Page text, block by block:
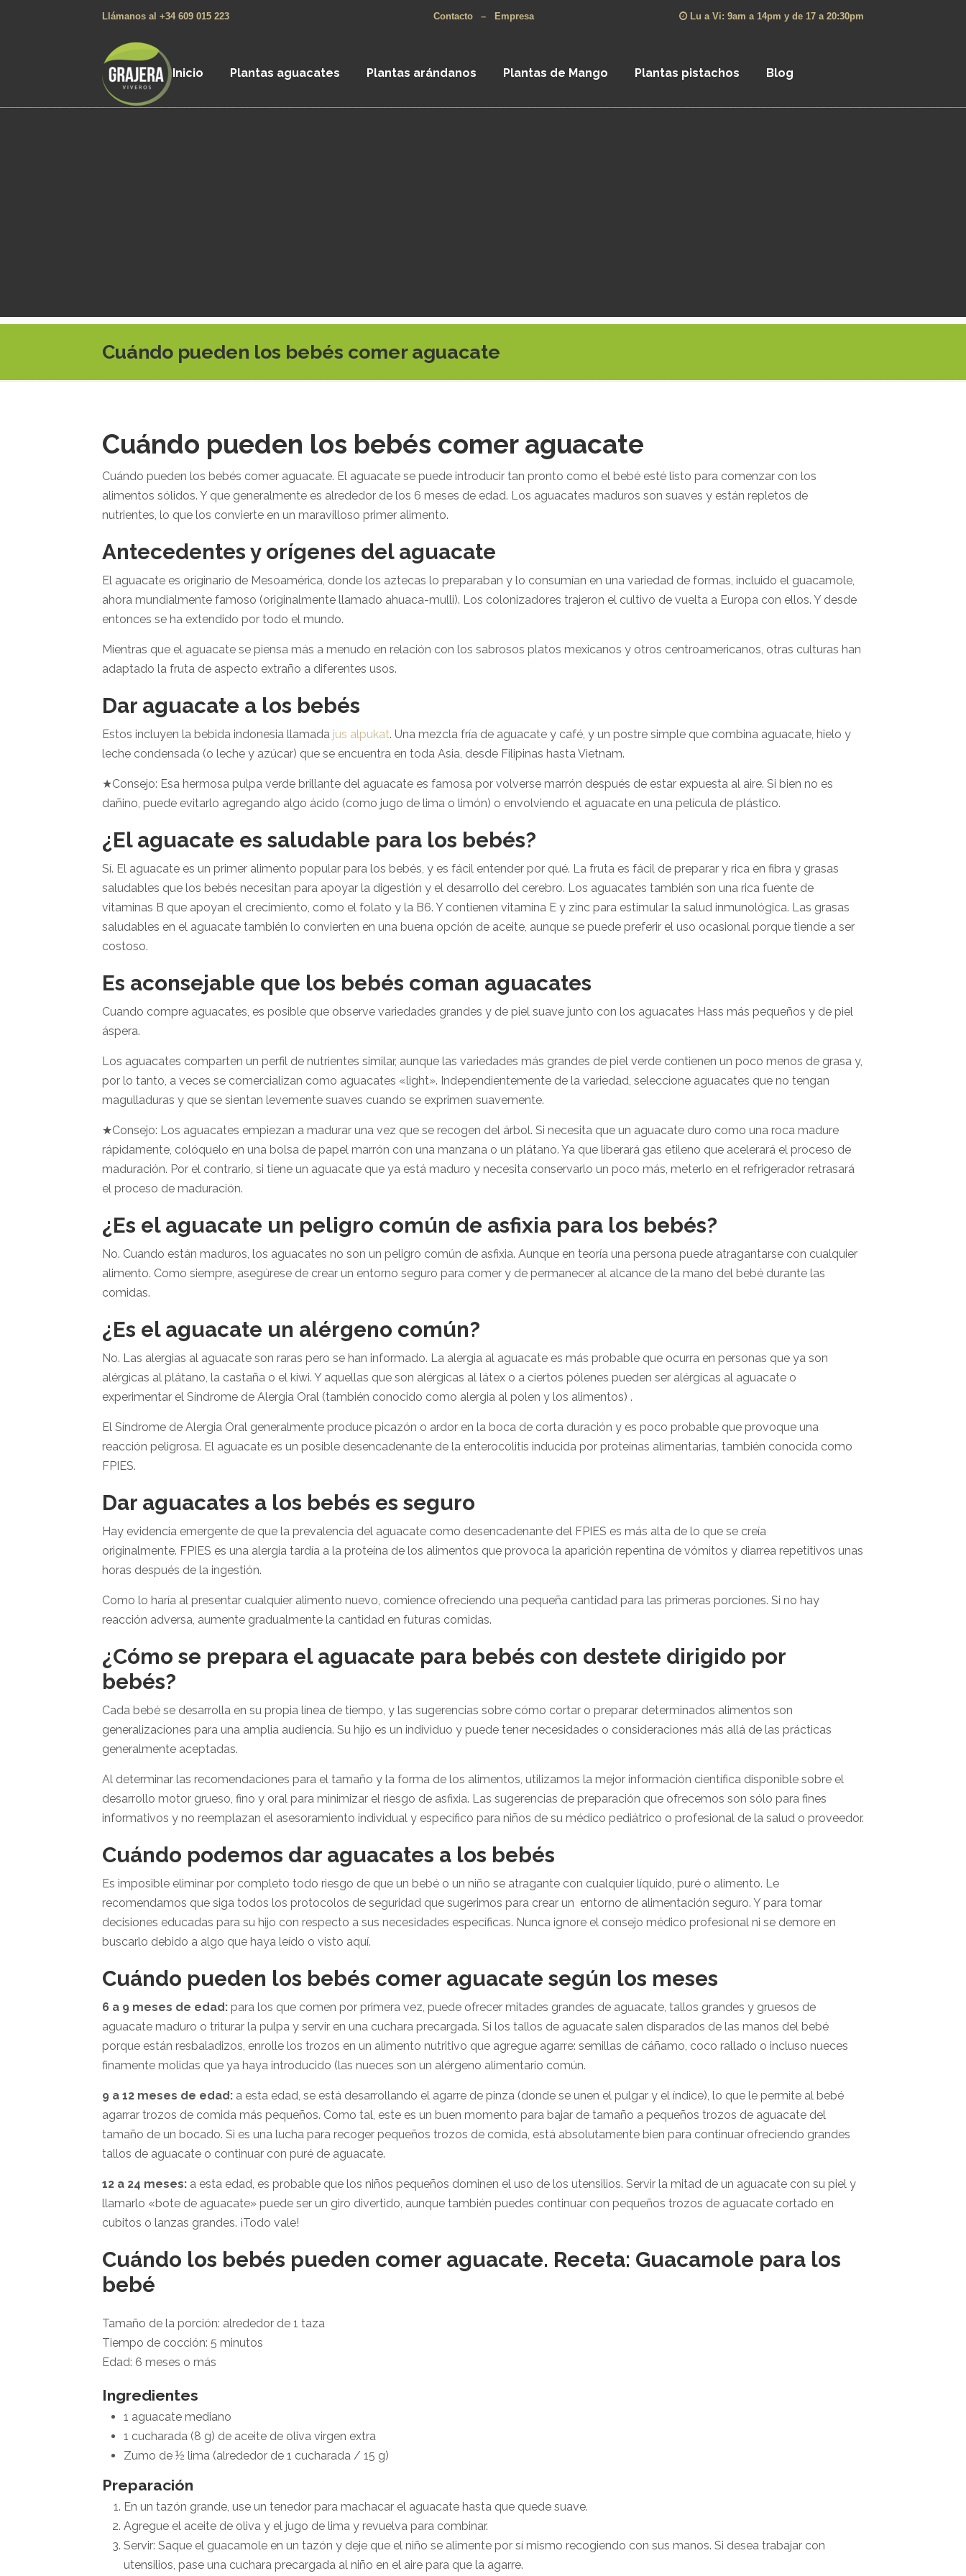
Llámanos al +34 609 015 223 Contacto – Empresa Lu a Vi: 9am a 14pm y de 17 a 20:30pm
Inicio Plantas aguacates Plantas arándanos Plantas de Mango Plantas pistachos Blog
Cuándo pueden los bebés comer aguacate
Cuándo pueden los bebés comer aguacate
Cuándo pueden los bebés comer aguacate. El aguacate se puede introducir tan pronto como el bebé esté listo para comenzar con los
alimentos sólidos. Y que generalmente es alrededor de los 6 meses de edad. Los aguacates maduros son suaves y están repletos de
nutrientes, lo que los convierte en un maravilloso primer alimento.
Antecedentes y orígenes del aguacate
El aguacate es originario de Mesoamérica, donde los aztecas lo preparaban y lo consumían en una variedad de formas, incluido el guacamole,
ahora mundialmente famoso (originalmente llamado ahuaca-mulli). Los colonizadores trajeron el cultivo de vuelta a Europa con ellos. Y desde
entonces se ha extendido por todo el mundo.
Mientras que el aguacate se piensa más a menudo en relación con los sabrosos platos mexicanos y otros centroamericanos, otras culturas han
adaptado la fruta de aspecto extraño a diferentes usos.
Dar aguacate a los bebés
Estos incluyen la bebida indonesia llamada jus alpukat. Una mezcla fría de aguacate y café, y un postre simple que combina aguacate, hielo y
leche condensada (o leche y azúcar) que se encuentra en toda Asia, desde Filipinas hasta Vietnam.
★Consejo: Esa hermosa pulpa verde brillante del aguacate es famosa por volverse marrón después de estar expuesta al aire. Si bien no es
dañino, puede evitarlo agregando algo ácido (como jugo de lima o limón) o envolviendo el aguacate en una película de plástico.
¿El aguacate es saludable para los bebés?
Sí. El aguacate es un primer alimento popular para los bebés, y es fácil entender por qué. La fruta es fácil de preparar y rica en fibra y grasas
saludables que los bebés necesitan para apoyar la digestión y el desarrollo del cerebro. Los aguacates también son una rica fuente de
vitaminas B que apoyan el crecimiento, como el folato y la B6. Y contienen vitamina E y zinc para estimular la salud inmunológica. Las grasas
saludables en el aguacate también lo convierten en una buena opción de aceite, aunque se puede preferir el uso ocasional porque tiende a ser
costoso.
Es aconsejable que los bebés coman aguacates
Cuando compre aguacates, es posible que observe variedades grandes y de piel suave junto con los aguacates Hass más pequeños y de piel
áspera.
Los aguacates comparten un perfil de nutrientes similar, aunque las variedades más grandes de piel verde contienen un poco menos de grasa y,
por lo tanto, a veces se comercializan como aguacates «light». Independientemente de la variedad, seleccione aguacates que no tengan
magulladuras y que se sientan levemente suaves cuando se exprimen suavemente.
★Consejo: Los aguacates empiezan a madurar una vez que se recogen del árbol. Si necesita que un aguacate duro como una roca madure
rápidamente, colóquelo en una bolsa de papel marrón con una manzana o un plátano. Ya que liberará gas etileno que acelerará el proceso de
maduración. Por el contrario, si tiene un aguacate que ya está maduro y necesita conservarlo un poco más, meterlo en el refrigerador retrasará
el proceso de maduración.
¿Es el aguacate un peligro común de asfixia para los bebés?
No. Cuando están maduros, los aguacates no son un peligro común de asfixia. Aunque en teoría una persona puede atragantarse con cualquier
alimento. Como siempre, asegúrese de crear un entorno seguro para comer y de permanecer al alcance de la mano del bebé durante las
comidas.
¿Es el aguacate un alérgeno común?
No. Las alergias al aguacate son raras pero se han informado. La alergia al aguacate es más probable que ocurra en personas que ya son
alérgicas al plátano, la castaña o el kiwi. Y aquellas que son alérgicas al látex o a ciertos pólenes pueden ser alérgicas al aguacate o
experimentar el Síndrome de Alergia Oral (también conocido como alergia al polen y los alimentos) .
El Síndrome de Alergia Oral generalmente produce picazón o ardor en la boca de corta duración y es poco probable que provoque una
reacción peligrosa. El aguacate es un posible desencadenante de la enterocolitis inducida por proteínas alimentarias, también conocida como
FPIES.
Dar aguacates a los bebés es seguro
Hay evidencia emergente de que la prevalencia del aguacate como desencadenante del FPIES es más alta de lo que se creía
originalmente. FPIES es una alergia tardía a la proteína de los alimentos que provoca la aparición repentina de vómitos y diarrea repetitivos unas
horas después de la ingestión.
Como lo haría al presentar cualquier alimento nuevo, comience ofreciendo una pequeña cantidad para las primeras porciones. Si no hay
reacción adversa, aumente gradualmente la cantidad en futuras comidas.
¿Cómo se prepara el aguacate para bebés con destete dirigido por
bebés?
Cada bebé se desarrolla en su propia línea de tiempo, y las sugerencias sobre cómo cortar o preparar determinados alimentos son
generalizaciones para una amplia audiencia. Su hijo es un individuo y puede tener necesidades o consideraciones más allá de las prácticas
generalmente aceptadas.
Al determinar las recomendaciones para el tamaño y la forma de los alimentos, utilizamos la mejor información científica disponible sobre el
desarrollo motor grueso, fino y oral para minimizar el riesgo de asfixia. Las sugerencias de preparación que ofrecemos son sólo para fines
informativos y no reemplazan el asesoramiento individual y específico para niños de su médico pediátrico o profesional de la salud o proveedor.
Cuándo podemos dar aguacates a los bebés
Es imposible eliminar por completo todo riesgo de que un bebé o un niño se atragante con cualquier líquido, puré o alimento. Le
recomendamos que siga todos los protocolos de seguridad que sugerimos para crear un entorno de alimentación seguro. Y para tomar
decisiones educadas para su hijo con respecto a sus necesidades específicas. Nunca ignore el consejo médico profesional ni se demore en
buscarlo debido a algo que haya leído o visto aquí.
Cuándo pueden los bebés comer aguacate según los meses
6 a 9 meses de edad: para los que comen por primera vez, puede ofrecer mitades grandes de aguacate, tallos grandes y gruesos de
aguacate maduro o triturar la pulpa y servir en una cuchara precargada. Si los tallos de aguacate salen disparados de las manos del bebé
porque están resbaladizos, enrolle los trozos en un alimento nutritivo que agregue agarre: semillas de cáñamo, coco rallado o incluso nueces
finamente molidas que ya haya introducido (las nueces son un alérgeno alimentario común.
9 a 12 meses de edad: a esta edad, se está desarrollando el agarre de pinza (donde se unen el pulgar y el índice), lo que le permite al bebé
agarrar trozos de comida más pequeños. Como tal, este es un buen momento para bajar de tamaño a pequeños trozos de aguacate del
tamaño de un bocado. Si es una lucha para recoger pequeños trozos de comida, está absolutamente bien para continuar ofreciendo grandes
tallos de aguacate o continuar con puré de aguacate.
12 a 24 meses: a esta edad, es probable que los niños pequeños dominen el uso de los utensilios. Servir la mitad de un aguacate con su piel y
llamarlo «bote de aguacate» puede ser un giro divertido, aunque también puedes continuar con pequeños trozos de aguacate cortado en
cubitos o lanzas grandes. ¡Todo vale!
Cuándo los bebés pueden comer aguacate. Receta: Guacamole para los
bebé
Tamaño de la porción: alrededor de 1 taza
Tiempo de cocción: 5 minutos
Edad: 6 meses o más
Ingredientes
1 aguacate mediano
1 cucharada (8 g) de aceite de oliva virgen extra
Zumo de ½ lima (alrededor de 1 cucharada / 15 g)
Preparación
En un tazón grande, use un tenedor para machacar el aguacate hasta que quede suave.
Agregue el aceite de oliva y el jugo de lima y revuelva para combinar.
Servir: Saque el guacamole en un tazón y deje que el niño se alimente por sí mismo recogiendo con sus manos. Si desea trabajar con
utensilios, pase una cuchara precargada al niño en el aire para que la agarre.